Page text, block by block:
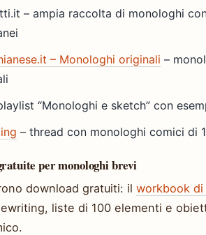
– ampia raccolta di monologhi
– Monologhi originali –
“Monologhi e sketch” con
– thread con monologhi comici di
per monologhi brevi
download gratuiti: il workbook
liste di 100 elementi e